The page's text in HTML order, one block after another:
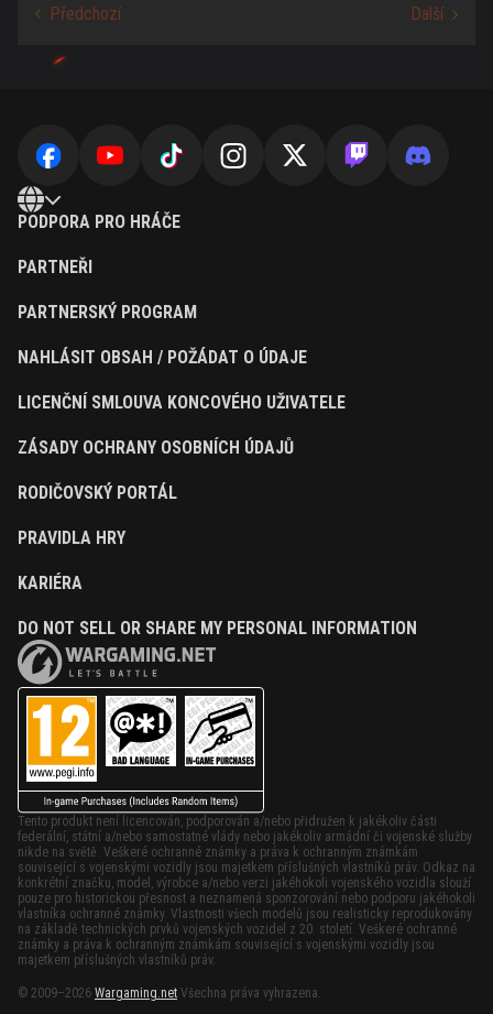
PODPORA PRO HRÁČE
PARTNEŘI
PARTNERSKÝ PROGRAM
NAHLÁSIT OBSAH / POŽÁDAT O ÚDAJE
LICENČNÍ SMLOUVA KONCOVÉHO UŽIVATELE
ZÁSADY OCHRANY OSOBNÍCH ÚDAJŮ
RODIČOVSKÝ PORTÁL
PRAVIDLA HRY
KARIÉRA
DO NOT SELL OR SHARE MY PERSONAL INFORMATION
Tento produkt není licencován, podporován a/nebo přidružen k jakékoliv části
federální, státní a/nebo samostatné vlády nebo jakékoliv armádní či vojenské služby
nikde na světě. Veškeré ochranné známky a práva k ochranným známkám
související s vojenskými vozidly jsou majetkem příslušných vlastníků práv. Odkaz na
konkrétní značku, model, výrobce a/nebo verzi jakéhokoli vojenského vozidla slouží
pouze pro historickou přesnost a neznamená sponzorování nebo podporu jakéhokoli
vlastníka ochranné známky. Vlastnosti všech modelů jsou realisticky reprodukovány
na základě technických prvků vojenských vozidel z 20. století. Veškeré ochranné
známky a práva k ochranným známkám související s vojenskými vozidly jsou
majetkem příslušných vlastníků práv.
© 2009–2026 Wargaming.net Všechna práva vyhrazena.